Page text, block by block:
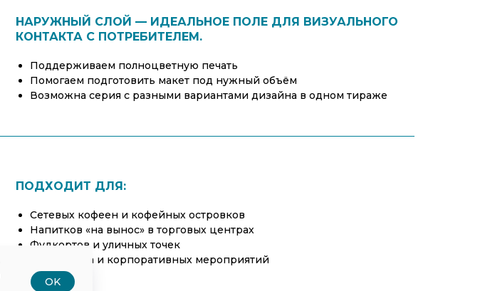
НАРУЖНЫЙ СЛОЙ — ИДЕАЛЬНОЕ ПОЛЕ ДЛЯ ВИЗУАЛЬНОГО
КОНТАКТА С ПОТРЕБИТЕЛЕМ.
Поддерживаем полноцветную печать
Помогаем подготовить макет под нужный объём
Возможна серия с разными вариантами дизайна в одном тираже
ПОДХОДИТ ДЛЯ:
Сетевых кофеен и кофейных островков
Напитков «на вынос» в торговых центрах
Фудкортов и уличных точек
Кейтеринга и корпоративных мероприятий
OK